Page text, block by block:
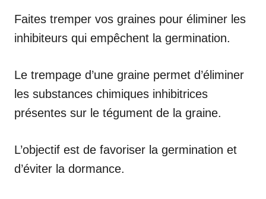
Faites tremper vos graines pour éliminer les
inhibiteurs qui empêchent la germination.
Le trempage d’une graine permet d’éliminer
les substances chimiques inhibitrices
présentes sur le tégument de la graine.
L’objectif est de favoriser la germination et
d’éviter la dormance.